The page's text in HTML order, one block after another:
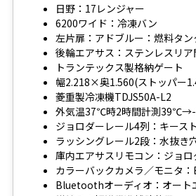
日野：17レンジャー
6200ワイド：冷凍バン
左片扉：アドブルー：燃料タ
後輪エアサス：ステンレスリア
トランテックス製格納ゲート
幅2.218×奥1.560(ストッパー
菱重製冷凍機TDJS50A-L2
外気温37℃時2時間計測
ジョロダーレール4列：キース
ラッシングレール2段：水抜き
庫内エアサスリモコン：ジョロ
カラーバックカメラ／モニタ：
Bluetoothオーディオ：オート